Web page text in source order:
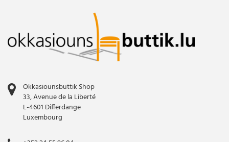
Okkasiounsbuttik Shop
33, Avenue de la Liberté
L-4601 Differdange
Luxembourg